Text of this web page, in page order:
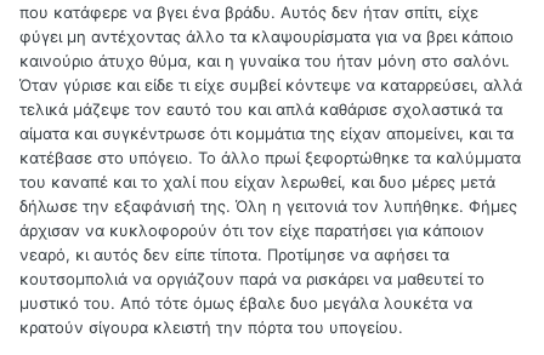
που κατάφερε να βγει ένα βράδυ. Αυτός δεν ήταν σπίτι, είχε
φύγει μη αντέχοντας άλλο τα κλαψουρίσματα για να βρει κάποιο
καινούριο άτυχο θύμα, και η γυναίκα του ήταν μόνη στο σαλόνι.
Όταν γύρισε και είδε τι είχε συμβεί κόντεψε να καταρρεύσει, αλλά
τελικά μάζεψε τον εαυτό του και απλά καθάρισε σχολαστικά τα
αίματα και συγκέντρωσε ότι κομμάτια της είχαν απομείνει, και τα
κατέβασε στο υπόγειο. Το άλλο πρωί ξεφορτώθηκε τα καλύμματα
του καναπέ και το χαλί που είχαν λερωθεί, και δυο μέρες μετά
δήλωσε την εξαφάνισή της. Όλη η γειτονιά τον λυπήθηκε. Φήμες
άρχισαν να κυκλοφορούν ότι τον είχε παρατήσει για κάποιον
νεαρό, κι αυτός δεν είπε τίποτα. Προτίμησε να αφήσει τα
κουτσομπολιά να οργιάζουν παρά να ρισκάρει να μαθευτεί το
μυστικό του. Από τότε όμως έβαλε δυο μεγάλα λουκέτα να
κρατούν σίγουρα κλειστή την πόρτα του υπογείου.